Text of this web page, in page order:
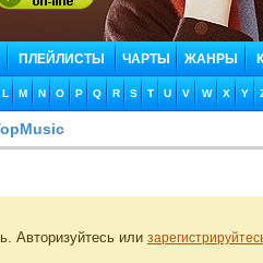
ПЛЕЙЛИСТЫ ЧАРТЫ ЖАНРЫ
L M N O P Q R S T U V W X Y
Авторизуйтесь или